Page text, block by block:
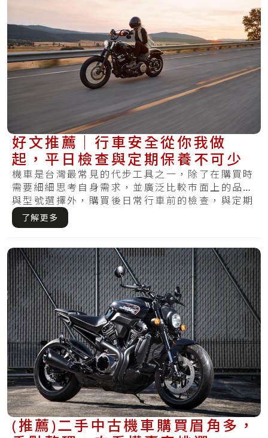
好文推薦｜行車安全從你我做
起，平日檢查與定期保養不可少
機車是台灣最常見的代步工具之一，除了在購買時
需要細細思考自身需求，並廣泛比較市面上的品牌
與型號選擇外，購買後日常行車前的檢查，與定期
保養.....
了解更多
(推薦)二手中古機車購買眉角多，